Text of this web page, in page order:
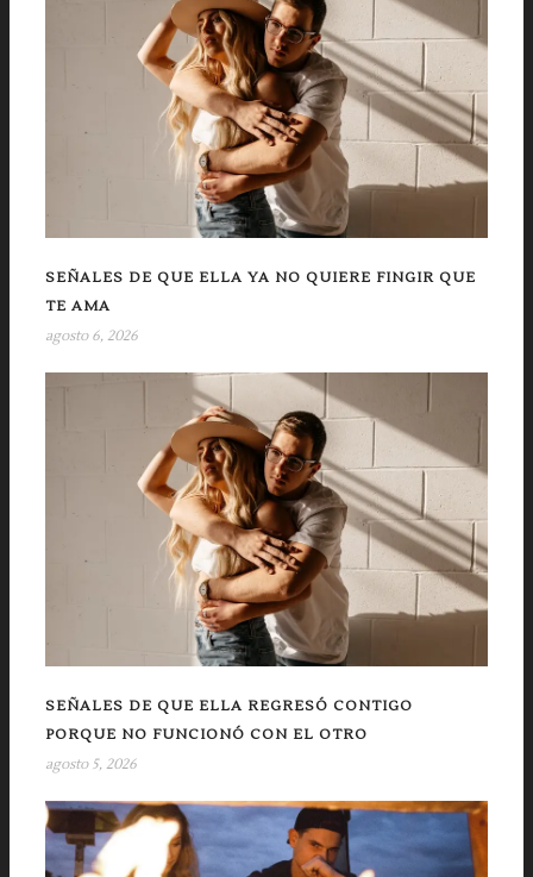
SEÑALES DE QUE ELLA YA NO QUIERE FINGIR QUE
TE AMA
agosto 6, 2026
SEÑALES DE QUE ELLA REGRESÓ CONTIGO
PORQUE NO FUNCIONÓ CON EL OTRO
agosto 5, 2026